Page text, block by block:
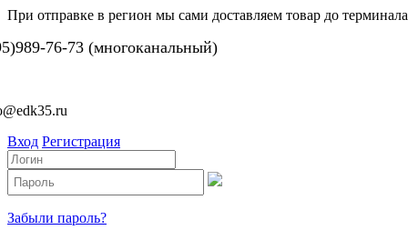
При отправке в регион мы сами доставляем товар до
76-73 (многоканальный)
Вход Регистрация
Забыли пароль?